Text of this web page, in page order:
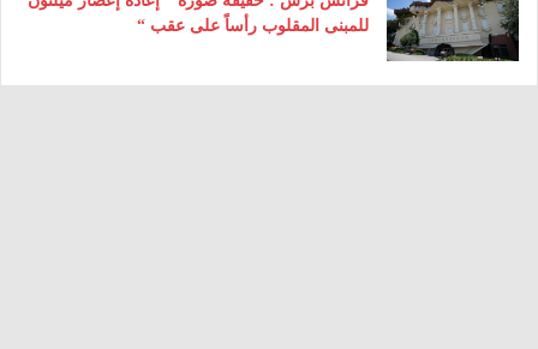
للمبنى المقلوب رأساً على عقب “